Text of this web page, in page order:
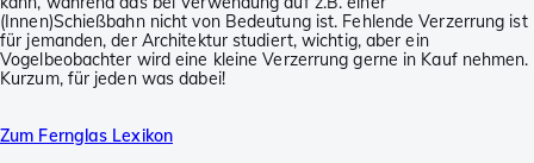
(Innen)Schießbahn nicht von Bedeutung ist. Fehlende Verzerrung ist
für jemanden, der Architektur studiert, wichtig, aber ein
Vogelbeobachter wird eine kleine Verzerrung gerne in Kauf nehmen.
Kurzum, für jeden was dabei!
Zum Fernglas Lexikon